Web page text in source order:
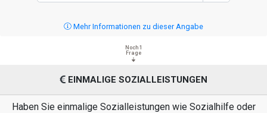
Mehr Informationen zu dieser Angabe
Noch 1
Frage
EINMALIGE SOZIALLEISTUNGEN
Haben Sie einmalige Sozialleistungen wie Sozialhilfe oder